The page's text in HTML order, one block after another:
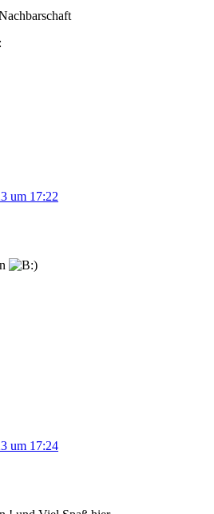
um 17:22
um 17:24